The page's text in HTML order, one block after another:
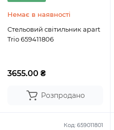
Немає в наявності
Стельовий світильник apart
Trio 659411806
3655.00 ₴
Розпродано
Код: 659011801